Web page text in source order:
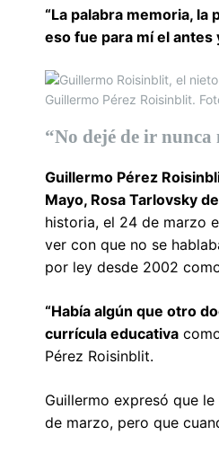
“La palabra memoria, la
eso fue para mí el
Guillermo Pérez Roisinblit.
“No dejé de ir nunca
Guillermo Pérez
Mayo, Rosa Tarlovsky
historia, el 24 de marzo
ver con que no se
por ley desde 2002
“Había algún que otro
currícula educativa
Pérez Roisinblit.
Guillermo expresó que
de marzo, pero que